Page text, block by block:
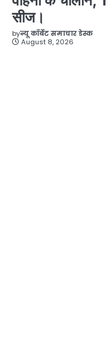
सीज।
byन्यू कॉर्बेट समाचार डेस्क
August 8, 2026